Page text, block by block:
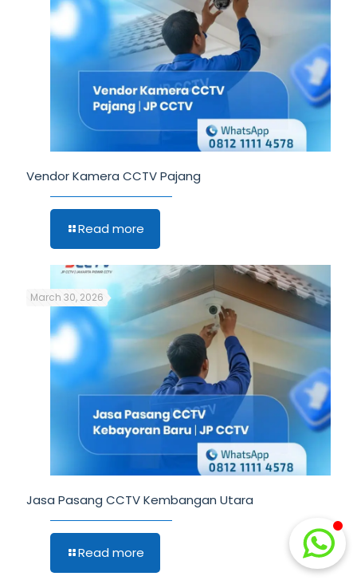
Vendor Kamera CCTV Pajang
Read more
March 30, 2026
Jasa Pasang CCTV Kembangan Utara
Read more